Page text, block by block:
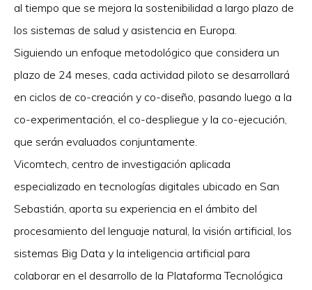
al tiempo que se mejora la sostenibilidad a largo plazo de
los sistemas de salud y asistencia en Europa.
Siguiendo un enfoque metodológico que considera un
plazo de 24 meses, cada actividad piloto se desarrollará
en ciclos de co-creación y co-diseño, pasando luego a la
co-experimentación, el co-despliegue y la co-ejecución,
que serán evaluados conjuntamente.
Vicomtech, centro de investigación aplicada
especializado en tecnologías digitales ubicado en San
Sebastián, aporta su experiencia en el ámbito del
procesamiento del lenguaje natural, la visión artificial, los
sistemas Big Data y la inteligencia artificial para
colaborar en el desarrollo de la Plataforma Tecnológica